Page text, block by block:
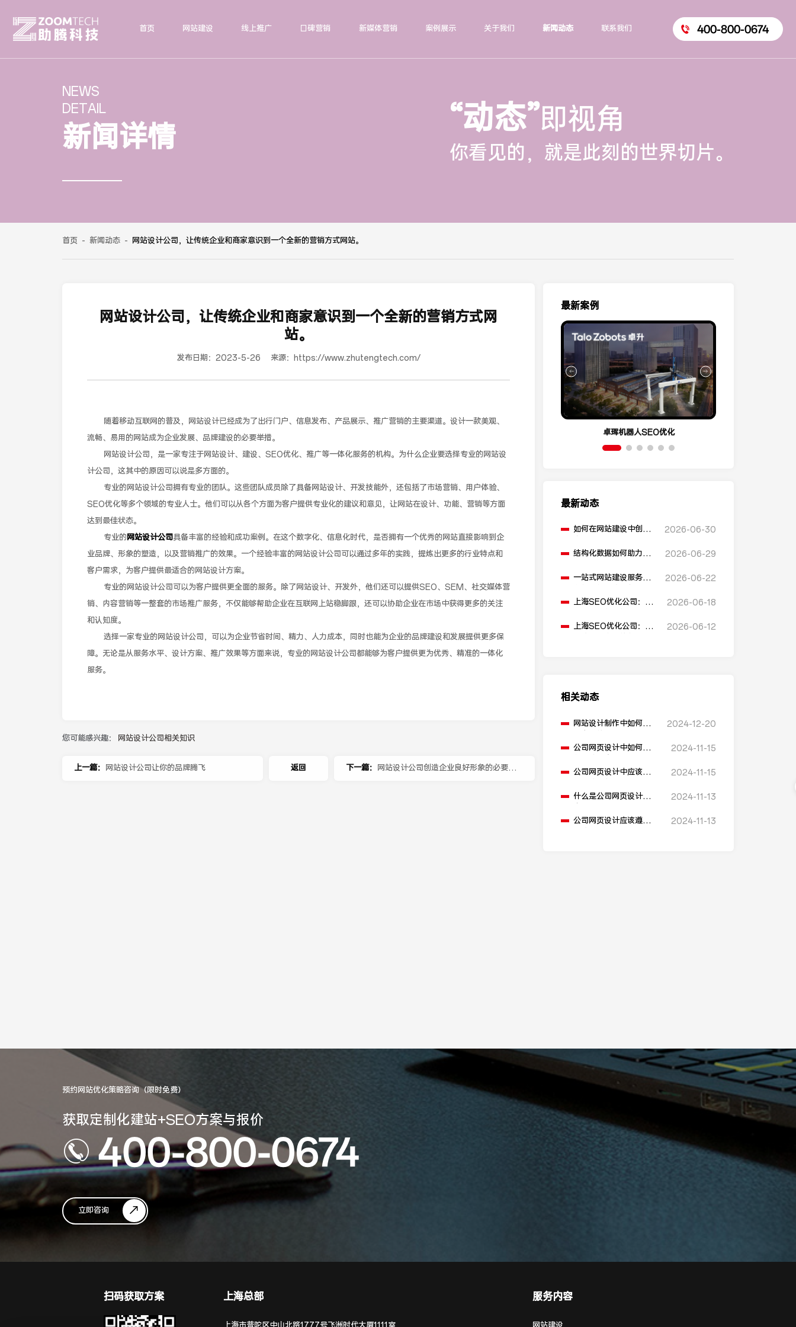
首页 网站建设 线上推广 口碑营销 新媒体营销 案例展示 关于我们 新闻动态 联系我们 400-800-0674
NEWS
DETAIL
新闻详情 “动态”即视角
你看见的，就是此刻的世界切片。
首页 - 新闻动态 - 网站设计公司，让传统企业和商家意识到一个全新的营销方式网站。
网站设计公司，让传统企业和商家意识到一个全新的营销方式网
站。
发布日期： 2023-5-26 来源： https://www.zhutengtech.com/
随着移动互联网的普及，网站设计已经成为了出行门户、信息发布、产品展示、推广营销的主要渠道。设计一款美观、
流畅、易用的网站成为企业发展、品牌建设的必要举措。
网站设计公司，是一家专注于网站设计、建设、SEO优化、推广等一体化服务的机构。为什么企业要选择专业的网站设
计公司，这其中的原因可以说是多方面的。
专业的网站设计公司拥有专业的团队。这些团队成员除了具备网站设计、开发技能外，还包括了市场营销、用户体验、
SEO优化等多个领域的专业人士。他们可以从各个方面为客户提供专业化的建议和意见，让网站在设计、功能、营销等方面
达到最佳状态。
专业的网站设计公司具备丰富的经验和成功案例。在这个数字化、信息化时代，是否拥有一个优秀的网站直接影响到企
业品牌、形象的塑造，以及营销推广的效果。一个经验丰富的网站设计公司可以通过多年的实践，提炼出更多的行业特点和
客户需求，为客户提供最适合的网站设计方案。
专业的网站设计公司可以为客户提供更全面的服务。除了网站设计、开发外，他们还可以提供SEO、SEM、社交媒体营
销、内容营销等一整套的市场推广服务，不仅能够帮助企业在互联网上站稳脚跟，还可以协助企业在市场中获得更多的关注
和认知度。
选择一家专业的网站设计公司，可以为企业节省时间、精力、人力成本，同时也能为企业的品牌建设和发展提供更多保
障。无论是从服务水平、设计方案、推广效果等方面来说，专业的网站设计公司都能够为客户提供更为优秀、精准的一体化
服务。
您可能感兴趣： 网站设计公司相关知识
上一篇： 网站设计公司让你的品牌腾飞 下一篇： 网站设计公司创造企业良好形象的必要选
返回
最新案例
卓珲机器人SEO优化
最新动态
如何在网站建设中创建
2026-06-30
结构化数据如何助力
2026-06-29
一站式网站建设服务平
2026-06-22
上海SEO优化公司：如
升点击率和SEO效果？
2026-06-18
上海SEO优化公司：有
2026-06-12
相关动态
网站设计制作中如何实
2024-12-20
公司网页设计中如何优
2024-11-15
公司网页设计中应该使
2024-11-15
什么是公司网页设计的
2024-11-13
公司网页设计应该遵循
2024-11-13
预约网站优化策略咨询（限时免费）
获取定制化建站+SEO方案与报价
400-800-0674
立即咨询
扫码获取方案 上海总部 服务内容